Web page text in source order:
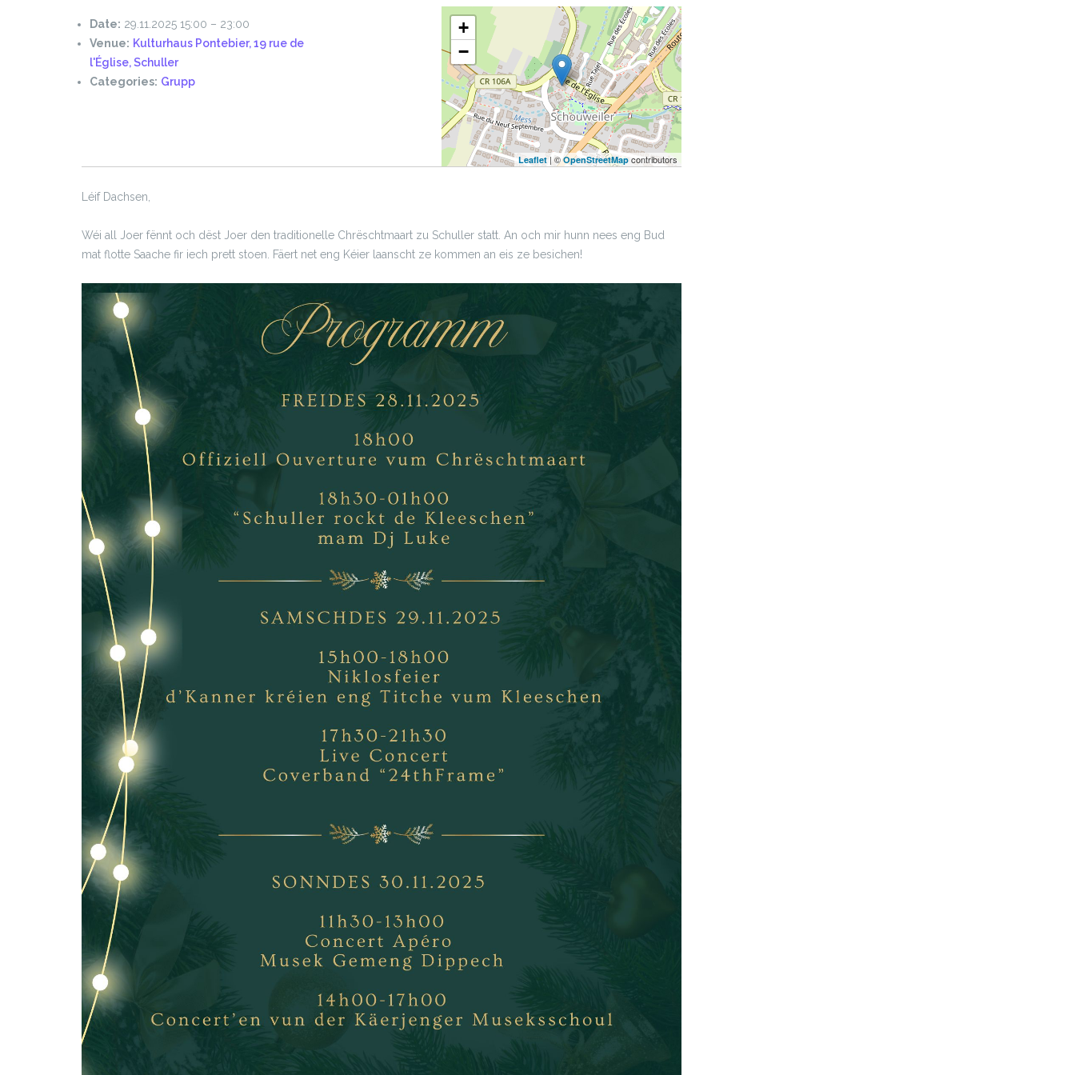
Date: 29.11.2025 15:00 – 23:00
Venue: Kulturhaus Pontebier, 19 rue de
l'Église, Schuller
Categories: Grupp
+
−
Leaflet| ©OpenStreetMapcontributors
Léif Dachsen,
Wéi all Joer fënnt och dëst Joer den traditionelle Chrëschtmaart zu Schuller statt. An och mir hunn nees eng Bud
mat flotte Saache fir iech prett stoen. Fäert net eng Kéier laanscht ze kommen an eis ze besichen!